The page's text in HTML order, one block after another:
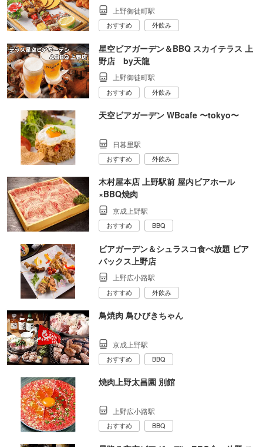
上野御徒町駅
おすすめ 外飲み
星空ビアガーデン＆BBQ スカイテラス 上
野店 by天龍
上野御徒町駅
おすすめ 外飲み
天空ビアガーデン WBcafe 〜tokyo〜
日暮里駅
おすすめ 外飲み
木村屋本店 上野駅前 屋内ビアホール
×BBQ焼肉
京成上野駅
おすすめ BBQ
ビアガーデン＆シュラスコ食べ放題 ビア
バックス上野店
上野広小路駅
おすすめ 外飲み
鳥焼肉 鳥ひびきちゃん
京成上野駅
おすすめ BBQ
焼肉上野太昌園 別館
上野広小路駅
おすすめ BBQ